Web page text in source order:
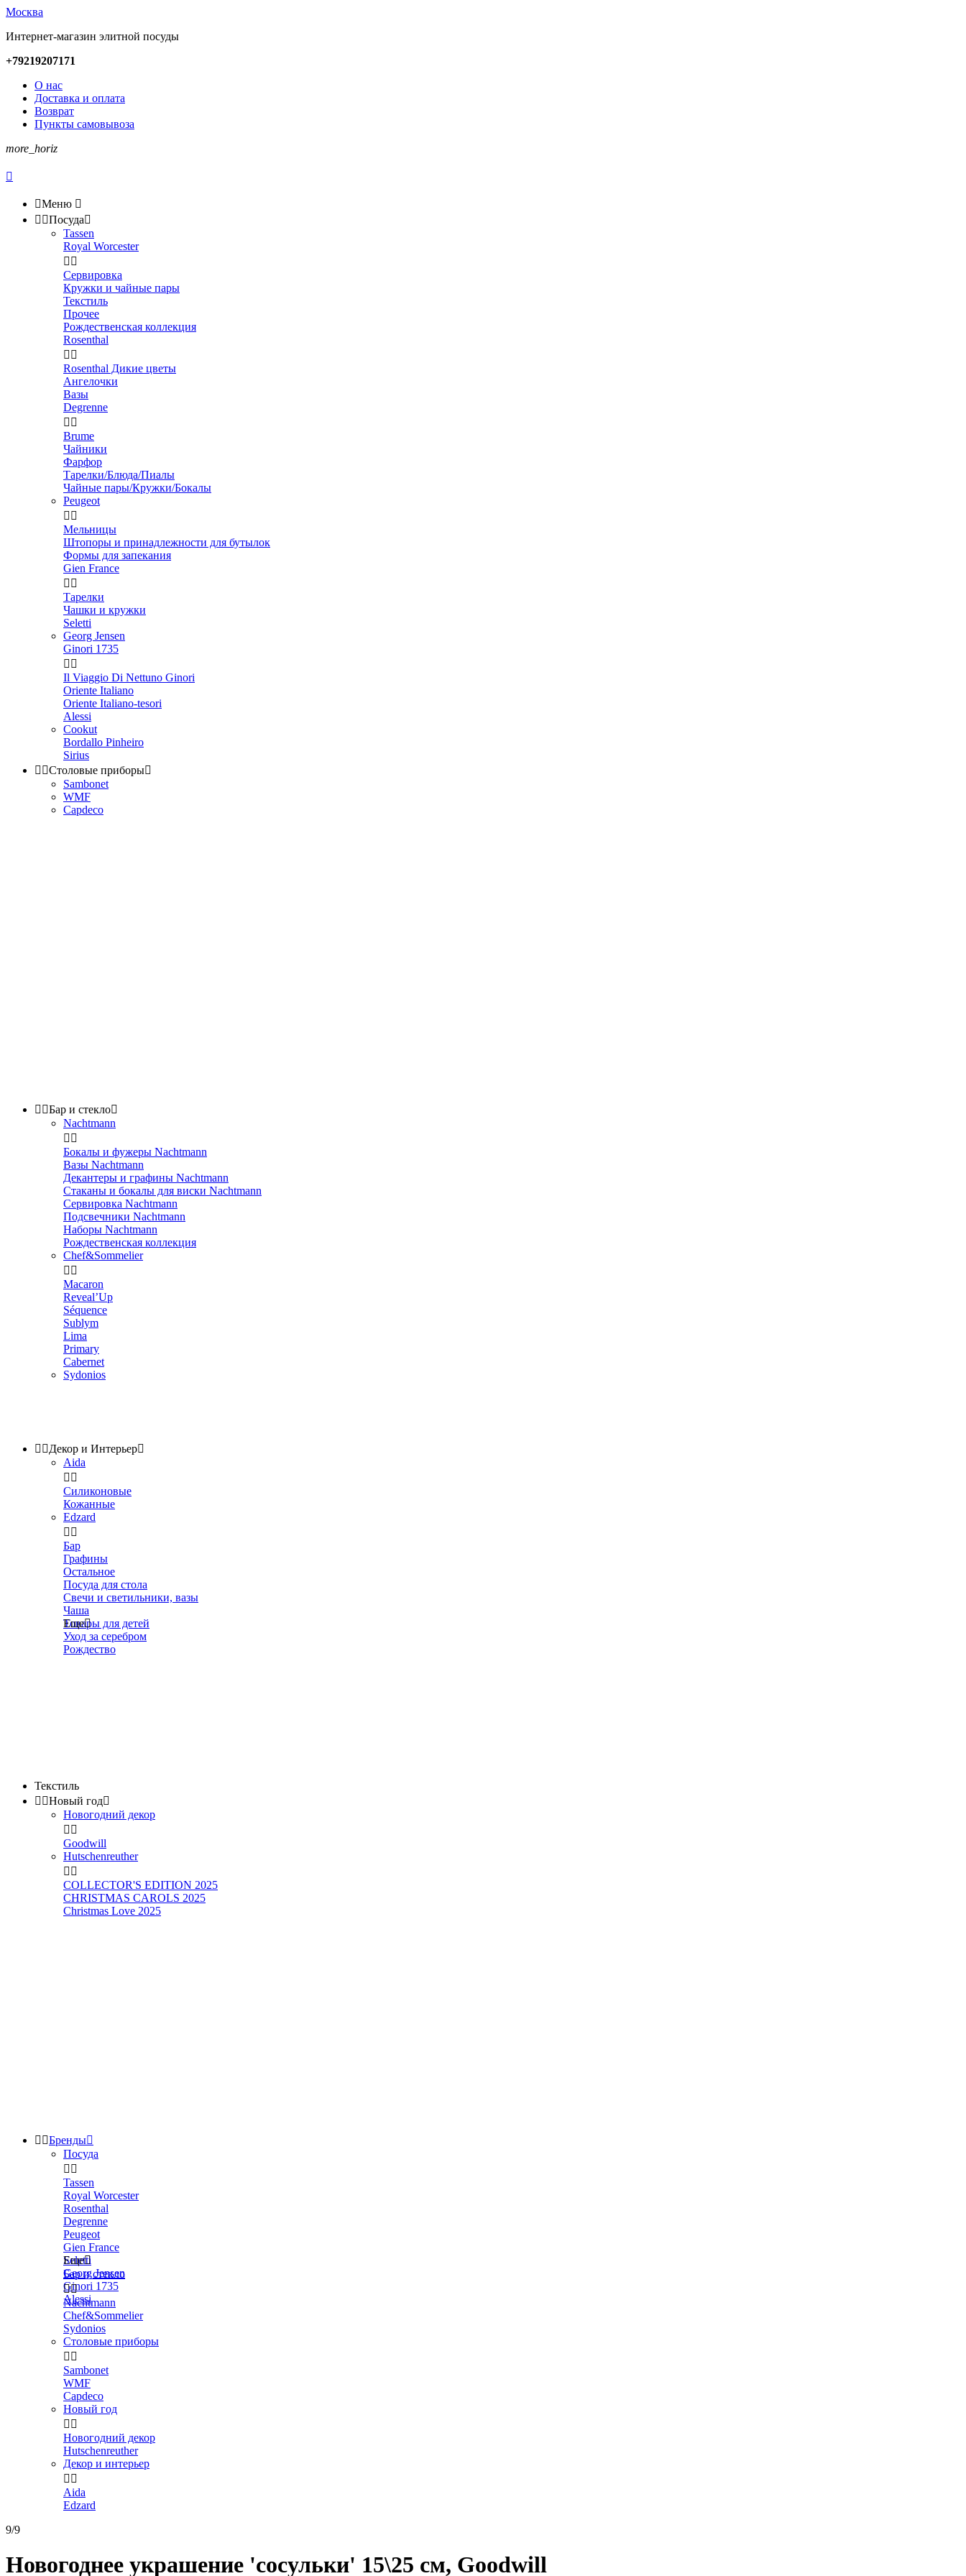
Москва
Интернет-магазин элитной посуды
+79219207171
О нас
Доставка и оплата
Возврат
Пункты самовывоза
more_horiz

Меню 
 Посуда
Tassen
Royal Worcester
 
Сервировка
Кружки и чайные пары
Текстиль
Прочее
Рождественская коллекция
Rosenthal
 
Rosenthal Дикие цветы
Ангелочки
Вазы
Degrenne
 
Brume
Чайники
Фарфор
Тарелки/Блюда/Пиалы
Чайные пары/Кружки/Бокалы
Peugeot
 
Мельницы
Штопоры и принадлежности для бутылок
Формы для запекания
Gien France
 
Тарелки
Чашки и кружки
Seletti
Georg Jensen
Ginori 1735
 
Il Viaggio Di Nettuno Ginori
Oriente Italiano
Oriente Italiano-tesori
Alessi
Cookut
Bordallo Pinheiro
Sirius
 Столовые приборы
Sambonet
WMF
Capdeco
 Бар и стекло
Nachtmann
 
Бокалы и фужеры Nachtmann
Вазы Nachtmann
Декантеры и графины Nachtmann
Стаканы и бокалы для виски Nachtmann
Сервировка Nachtmann
Подсвечники Nachtmann
Наборы Nachtmann
Рождественская коллекция
Chef&Sommelier
 
Macaron
Reveal’Up
Séquence
Sublym
Lima
Primary
Cabernet
Sydonios
 Декор и Интерьер
Aida
 
Силиконовые
Кожанные
Edzard
 
Бар
Графины
Остальное
Посуда для стола
Свечи и светильники, вазы
Чаша
Товары для детей
Уход за серебром
Рождество
Еще
Текстиль
 Новый год
Новогодний декор
 
Goodwill
Hutschenreuther
 
COLLECTOR'S EDITION 2025
CHRISTMAS CAROLS 2025
Christmas Love 2025
 Бренды
Посуда
 
Tassen
Royal Worcester
Rosenthal
Degrenne
Peugeot
Gien France
Seletti
Georg Jensen
Ginori 1735
Alessi
Еще
Бар и стекло

Nachtmann
Chef&Sommelier
Sydonios
Столовые приборы
 
Sambonet
WMF
Capdeco
Новый год
 
Новогодний декор
Hutschenreuther
Декор и интерьер
 
Aida
Edzard
9/9
Новогоднее украшение 'сосульки' 15\25 см, Goodwill